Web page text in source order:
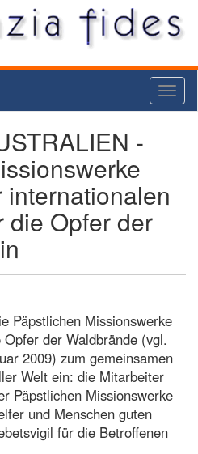
-
die Opfer der
Päpstlichen Missionswerke
der Waldbrände (vgl.
2009) zum gemeinsamen
Welt ein: die Mitarbeiter
Päpstlichen Missionswerke
und Menschen guten
für die Betroffenen